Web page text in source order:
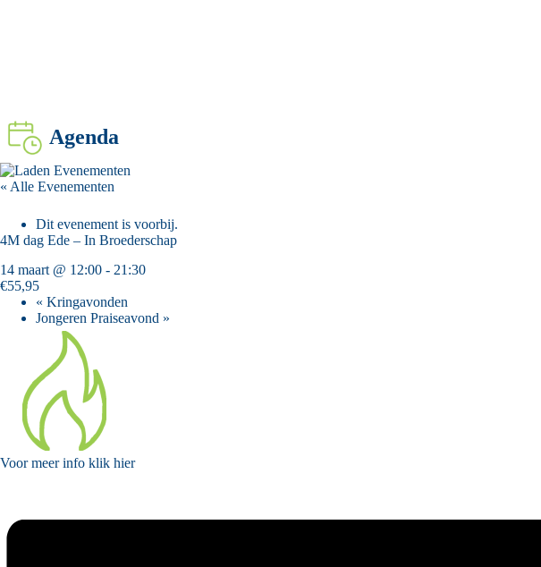
Agenda
« Alle Evenementen
Dit evenement is voorbij.
4M dag Ede – In Broederschap
14 maart @ 12:00 - 21:30
€55,95
« Kringavonden
Jongeren Praiseavond »
Voor meerinfo klik hier